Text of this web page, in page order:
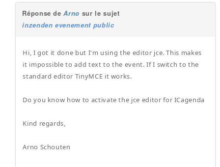
Réponse deArno sur le sujet
inzenden evenement public
Hi, I got it done but I'm using the editor jce. This makes
it impossible to add text to the event. If I switch to the
standard editor TinyMCE it works.
Do you know how to activate the jce editor for ICagenda
Kind regards,
Arno Schouten